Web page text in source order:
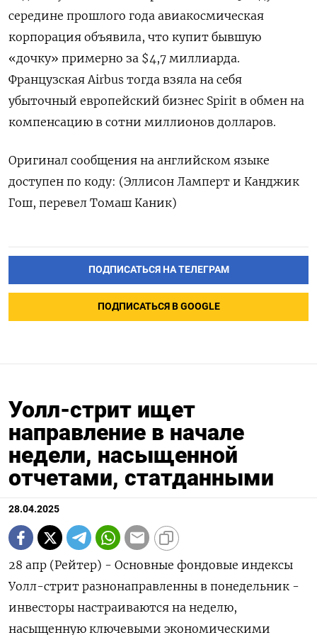
середине прошлого года авиакосмическая
корпорация объявила, что купит бывшую
«дочку» примерно за $4,7 миллиарда.
Французская Airbus тогда взяла на себя
убыточный европейский бизнес Spirit в обмен на
компенсацию в сотни миллионов долларов.
Оригинал сообщения на английском языке
доступен по коду: (Эллисон Ламперт и Канджик
Гош, перевел Томаш Каник)
ПОДПИСАТЬСЯ НА ТЕЛЕГРАМ
ПОДПИСАТЬСЯ В GOOGLE
Уолл-стрит ищет
направление в начале
недели, насыщенной
отчетами, статданными
28.04.2025
28 апр (Рейтер) - Основные фондовые индексы
Уолл-стрит разнонаправленны в понедельник -
инвесторы настраиваются на неделю,
насыщенную ключевыми экономическими